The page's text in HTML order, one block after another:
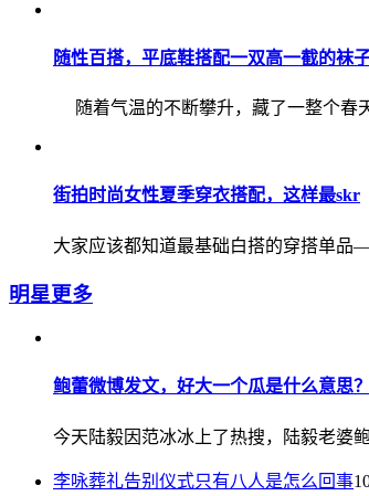
随性百搭，平底鞋搭配一双高一截的袜
随着气温的不断攀升，藏了一整个春
街拍时尚女性夏季穿衣搭配，这样最skr
大家应该都知道最基础白搭的穿搭单品
明星更多
鲍蕾微博发文，好大一个瓜是什么意思？
今天陆毅因范冰冰上了热搜，陆毅老婆
李咏葬礼告别仪式只有八人是怎么回事